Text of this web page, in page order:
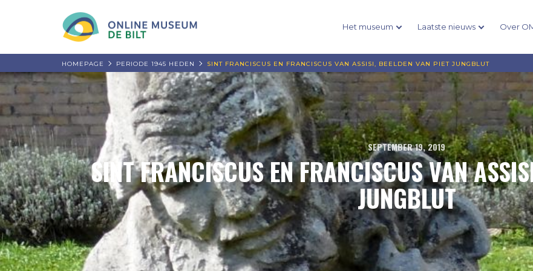
Het museum Laatste nieuws Over
HOMEPAGE PERIODE 1945 HEDEN SINT FRANCISCUS EN FRANCISCUS VAN ASSISI, BEELDEN VAN PIET JUNGBLUT
SEPTEMBER 19, 2019
SINT FRANCISCUS EN FRANCISCUS VAN
JUNGBLUT